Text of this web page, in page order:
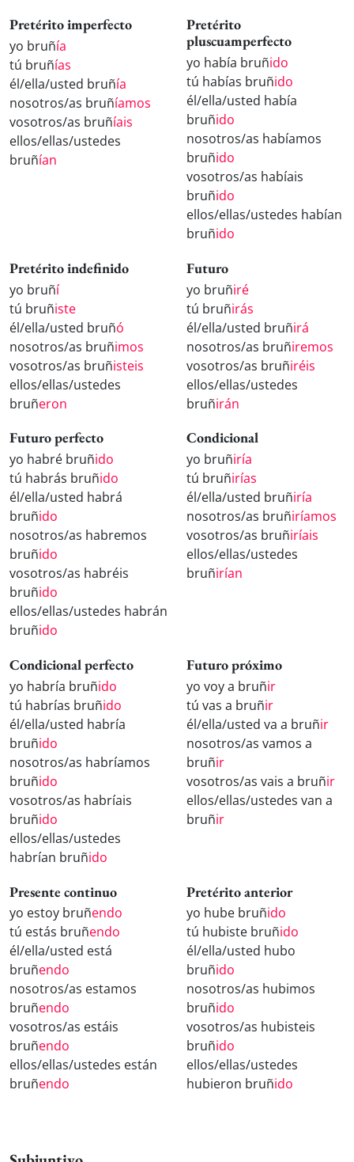
Pretérito imperfecto
yo bruñía
tú bruñías
él/ella/usted bruñía
nosotros/as bruñíamos
vosotros/as bruñíais
ellos/ellas/ustedes
bruñían
Pretérito
pluscuamperfecto
yo había bruñido
tú habías bruñido
él/ella/usted había
bruñido
nosotros/as habíamos
bruñido
vosotros/as habíais
bruñido
ellos/ellas/ustedes habían
bruñido
Pretérito indefinido
yo bruñí
tú bruñiste
él/ella/usted bruñó
nosotros/as bruñimos
vosotros/as bruñisteis
ellos/ellas/ustedes
bruñeron
Futuro
yo bruñiré
tú bruñirás
él/ella/usted bruñirá
nosotros/as bruñiremos
vosotros/as bruñiréis
ellos/ellas/ustedes
bruñirán
Futuro perfecto
yo habré bruñido
tú habrás bruñido
él/ella/usted habrá
bruñido
nosotros/as habremos
bruñido
vosotros/as habréis
bruñido
ellos/ellas/ustedes habrán
bruñido
Condicional
yo bruñiría
tú bruñirías
él/ella/usted bruñiría
nosotros/as bruñiríamos
vosotros/as bruñiríais
ellos/ellas/ustedes
bruñirían
Condicional perfecto
yo habría bruñido
tú habrías bruñido
él/ella/usted habría
bruñido
nosotros/as habríamos
bruñido
vosotros/as habríais
bruñido
ellos/ellas/ustedes
habrían bruñido
Futuro próximo
yo voy a bruñir
tú vas a bruñir
él/ella/usted va a bruñir
nosotros/as vamos a
bruñir
vosotros/as vais a bruñir
ellos/ellas/ustedes van a
bruñir
Presente continuo
yo estoy bruñendo
tú estás bruñendo
él/ella/usted está
bruñendo
nosotros/as estamos
bruñendo
vosotros/as estáis
bruñendo
ellos/ellas/ustedes están
bruñendo
Pretérito anterior
yo hube bruñido
tú hubiste bruñido
él/ella/usted hubo
bruñido
nosotros/as hubimos
bruñido
vosotros/as hubisteis
bruñido
ellos/ellas/ustedes
hubieron bruñido